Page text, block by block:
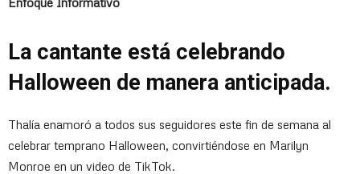
La cantante está celebrando
Halloween de manera anticipada.
Thalía enamoró a todos sus seguidores este fin de semana al
celebrar temprano Halloween, convirtiéndose en Marilyn
Monroe en un video de TikTok.